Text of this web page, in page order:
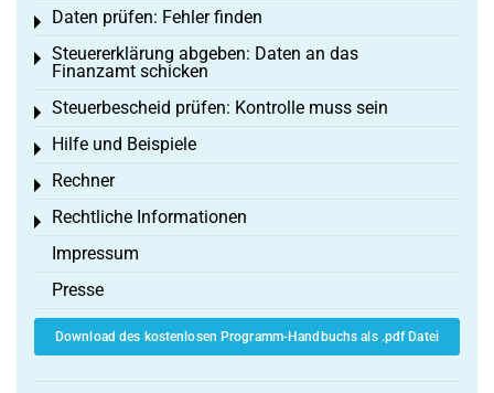
Daten prüfen: Fehler finden
Toggle menu
Steuererklärung abgeben: Daten an das
Finanzamt schicken
Toggle menu
Steuerbescheid prüfen: Kontrolle muss sein
Toggle menu
Hilfe und Beispiele
Toggle menu
Rechner
Toggle menu
Rechtliche Informationen
Toggle menu
Impressum
Presse
Download des kostenlosen Programm-Handbuchs als .pdf Datei